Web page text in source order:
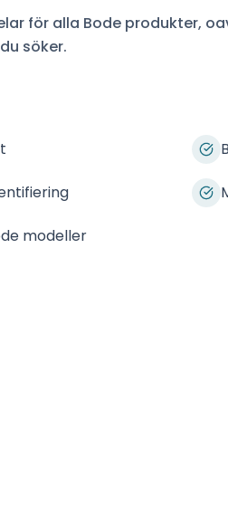
för alla Bode produkter,
söker.
modeller